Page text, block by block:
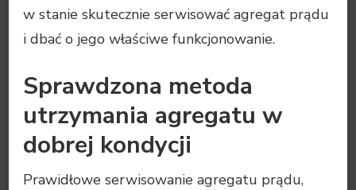
w stanie skutecznie serwisować agregat prądu
i dbać o jego właściwe funkcjonowanie.
Sprawdzona metoda
utrzymania agregatu w
dobrej kondycji
Prawidłowe serwisowanie agregatu prądu,